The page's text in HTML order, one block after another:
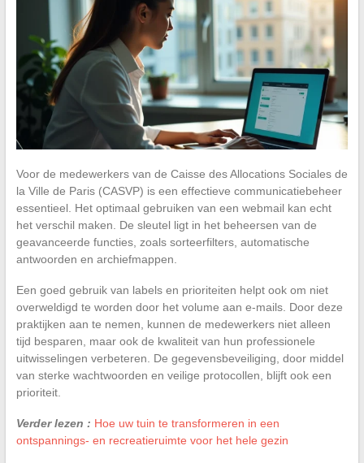
Voor de medewerkers van de Caisse des Allocations Sociales de
la Ville de Paris (CASVP) is een effectieve communicatiebeheer
essentieel. Het optimaal gebruiken van een webmail kan echt
het verschil maken. De sleutel ligt in het beheersen van de
geavanceerde functies, zoals sorteerfilters, automatische
antwoorden en archiefmappen.
Een goed gebruik van labels en prioriteiten helpt ook om niet
overweldigd te worden door het volume aan e-mails. Door deze
praktijken aan te nemen, kunnen de medewerkers niet alleen
tijd besparen, maar ook de kwaliteit van hun professionele
uitwisselingen verbeteren. De gegevensbeveiliging, door middel
van sterke wachtwoorden en veilige protocollen, blijft ook een
prioriteit.
Verder lezen : Hoe uw tuin te transformeren in een
ontspannings- en recreatieruimte voor het hele gezin